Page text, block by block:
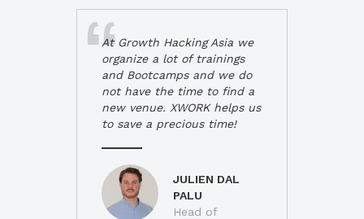
At Growth Hacking Asia we
organize a lot of trainings
and Bootcamps and we do
not have the time to find a
new venue. XWORK helps us
to save a precious time!
JULIEN DAL
PALU
Head of